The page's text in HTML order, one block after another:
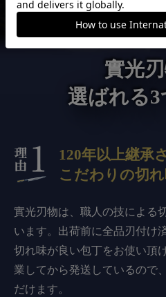
實光
選ばれる
120年以上継承
こだわりの切
實光刃物は、職人の技による
います。出荷前に全品刃付け
切れ味が良い包丁をお使い頂
業してから発送しているので
だけます。